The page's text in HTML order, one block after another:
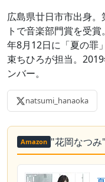
広島県廿日市市出身
トで音楽部門賞を受
年8月12日に「夏の罪
束ちひろが担当。
ンバー。
natsumi_hanaoka
Amazon "花岡なつ